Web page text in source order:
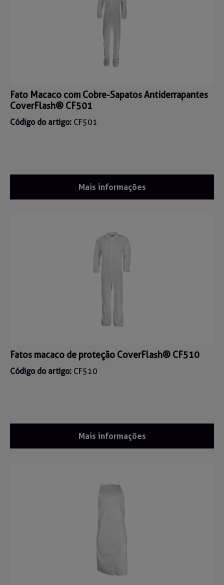
Fato Macaco com Cobre-Sapatos Antiderrapantes
CoverFlash® CF501
Código do artigo: CF501
Mais informações
Fatos macaco de proteção CoverFlash® CF510
Código do artigo: CF510
Mais informações